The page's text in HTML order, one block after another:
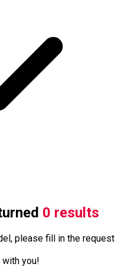
0 results
please fill in the request
you!